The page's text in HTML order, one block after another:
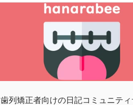
歯列矯正者向けの日記コミュニティ